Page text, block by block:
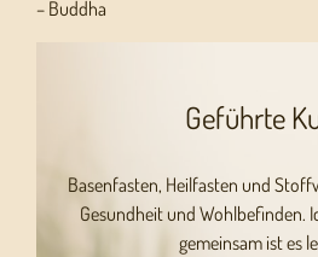
– Buddha
Geführte
Basenfasten, Heilfasten und
Gesundheit und Wohlbefinden.
gemeinsam ist es